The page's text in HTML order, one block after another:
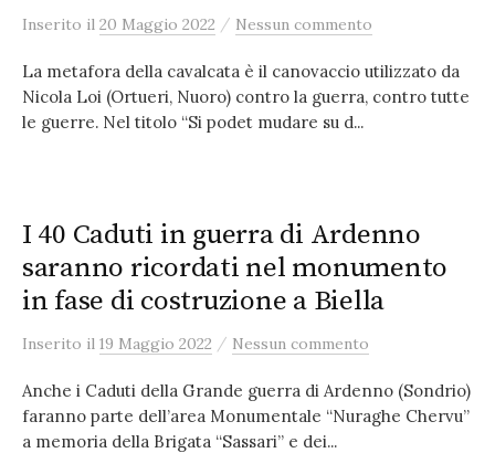
Inserito il 20 Maggio 2022 / Nessun commento
La metafora della cavalcata è il canovaccio utilizzato da
Nicola Loi (Ortueri, Nuoro) contro la guerra, contro tutte
le guerre. Nel titolo “Si podet mudare su d...
I 40 Caduti in guerra di Ardenno
saranno ricordati nel monumento
in fase di costruzione a Biella
Inserito il 19 Maggio 2022 / Nessun commento
Anche i Caduti della Grande guerra di Ardenno (Sondrio)
faranno parte dell’area Monumentale “Nuraghe Chervu”
a memoria della Brigata “Sassari” e dei...